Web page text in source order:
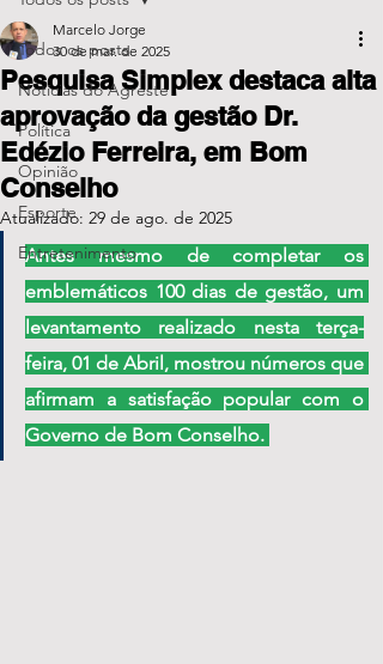
Todos os posts
Notícias do Agreste
Política
Opinião
Esporte
Entretenimento
Pesquisa Simplex destaca alta
aprovação da gestão Dr.
Edézio Ferreira, em Bom
Conselho
Marcelo Jorge
30 de mar. de 2025
Atualizado: 29 de ago. de 2025
Antes mesmo de completar os
emblemáticos 100 dias de gestão, um
levantamento realizado nesta terça-
feira, 01 de Abril, mostrou números que
afirmam a satisfação popular com o
Governo de Bom Conselho.